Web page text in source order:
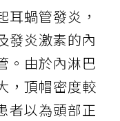
蝸管發炎，
發炎激素的內
。由於內淋巴
，頂帽密度較
者以為頭部正